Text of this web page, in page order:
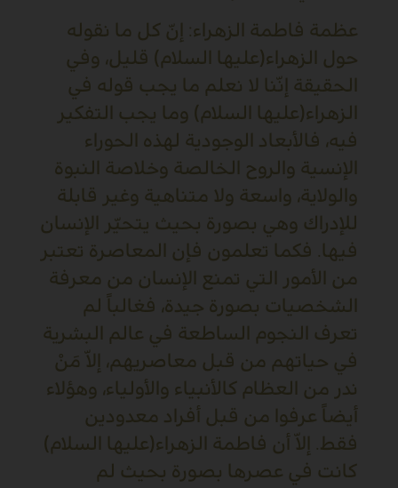
عظمة فاطمة الزهراء: إنّ كل ما نقوله
حول الزهراء(عليها السلام) قليل، وفي
الحقيقة إنّنا لا نعلم ما يجب قوله في
الزهراء(عليها السلام) وما يجب التفكير
فيه، فالأبعاد الوجودية لهذه الحوراء
الإنسية والروح الخالصة وخلاصة النبوة
والولاية، واسعة ولا متناهية وغير قابلة
للإدراك وهي بصورة بحيث يتحيّر الإنسان
فيها. فكما تعلمون فإن المعاصرة تعتبر
من الأمور التي تمنع الإنسان من معرفة
الشخصيات بصورة جيدة، فغالباً لم
تعرف النجوم الساطعة في عالم البشرية
في حياتهم من قبل معاصريهم، إلاّ مَنْ
ندر من العظام كالأنبياء والأولياء، وهؤلاء
أيضاً عرفوا من قبل أفراد معدودين
فقط. إلاّ أن فاطمة الزهراء(عليها السلام)
كانت في عصرها بصورة بحيث لم